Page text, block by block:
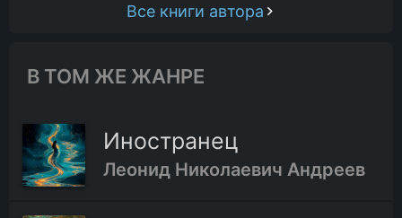
Все книги автора
В ТОМ ЖЕ ЖАНРЕ
Иностранец
Леонид Николаевич Андреев